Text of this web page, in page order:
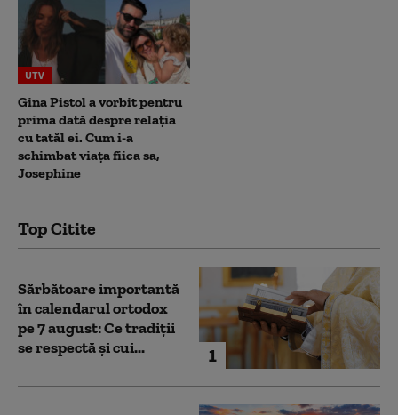
UTV
Gina Pistol a vorbit pentru
prima dată despre relația
cu tatăl ei. Cum i-a
schimbat viața fiica sa,
Josephine
Top Citite
1
Sărbătoare importantă
în calendarul ortodox
pe 7 august: Ce tradiții
se respectă și cui...